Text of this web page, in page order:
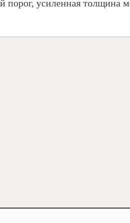
усиленная толщина